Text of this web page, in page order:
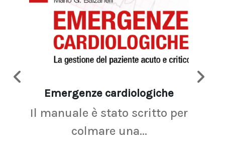
Emergenze cardiologiche
Il manuale è stato scritto per
colmare una...